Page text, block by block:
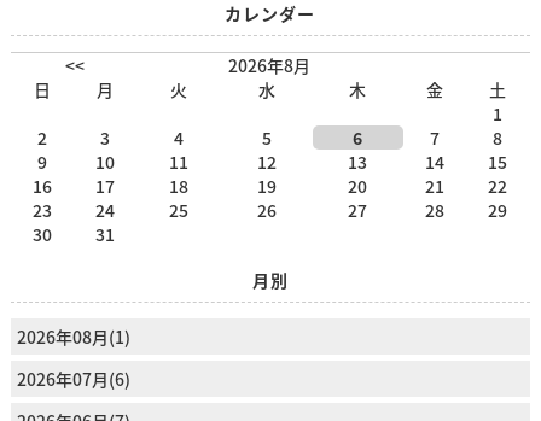
カレンダー
<<
2026年8月
日
月 火 水 木 金
土
1
2
3 4 5 6 7
8
9
10 11 12 13 14
15
16
17 18 19 20 21
22
23
24 25 26 27 28
29
30
31
月別
2026年08月(1)
2026年07月(6)